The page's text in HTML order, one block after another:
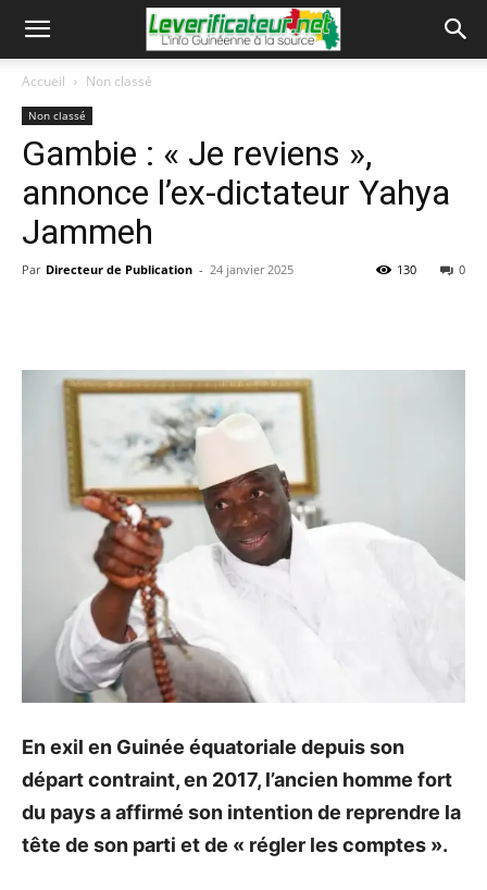
Accueil Non classé
Non classé
Gambie : « Je reviens »,
annonce l’ex-dictateur Yahya
Jammeh
Par Directeur de Publication - 24 janvier 2025 0
130
En exil en Guinée équatoriale depuis son
départ contraint, en 2017, l’ancien homme fort
du pays a affirmé son intention de reprendre la
tête de son parti et de « régler les comptes ».